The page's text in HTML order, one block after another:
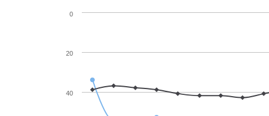
0
20
40